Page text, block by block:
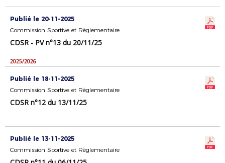
Publié le 20-11-2025
Commission Sportive et Règlementaire
CDSR - PV n°13 du 20/11/25
2025/2026
Publié le 18-11-2025
Commission Sportive et Règlementaire
CDSR n°12 du 13/11/25
Publié le 13-11-2025
Commission Sportive et Règlementaire